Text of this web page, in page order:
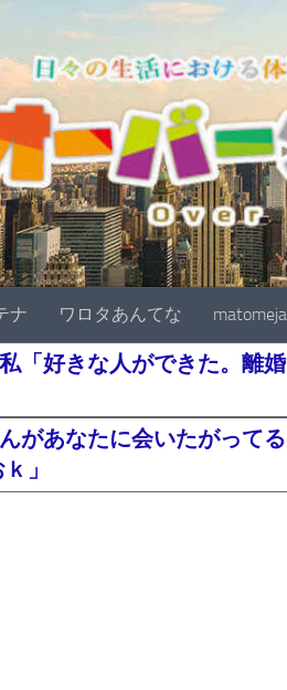
ナ ワロタあんてな matomeja
「好きな人ができた。離
があなたに会いたがって
」